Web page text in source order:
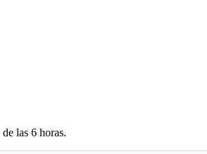
las 6 horas.